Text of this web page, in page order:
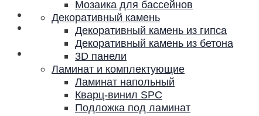
Мозаика для бассейнов
Декоративный камень
Декоративный камень из гипса
Декоративный камень из бетона
3D панели
Ламинат и комплектующие
Ламинат напольный
Кварц-винил SPC
Подложка под ламинат